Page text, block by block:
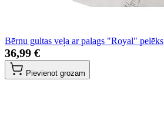
Bērnu gultas veļa ar palags "Royal" pelēks
36,99 €
Pievienot grozam